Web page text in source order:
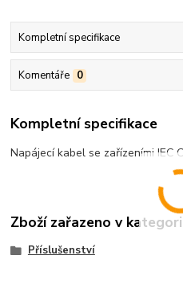
Kompletní specifikace
Komentáře 0
Kompletní specifikace
Napájecí kabel se zařízeními IEC
Zboží zařazeno v
Příslušenství